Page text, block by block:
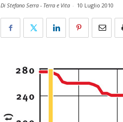
Di Stefano Serra - Terra e Vita - 10 Luglio 2010